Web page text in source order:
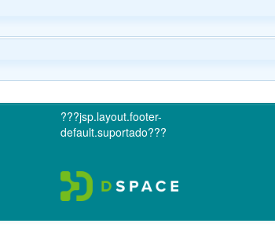
???jsp.layout.footer-
default.suportado???